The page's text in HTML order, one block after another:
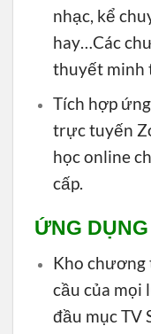
nhạc, kể
hay…Các
thuyết minh
Tích hợp
trực tuyến
học online
cấp.
ỨNG
Kho
cầu của mọi
đầu mục TV